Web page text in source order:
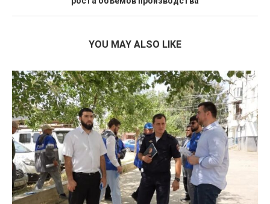
YOU MAY ALSO LIKE